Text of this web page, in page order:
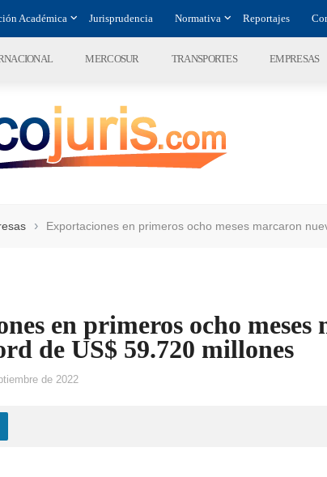
Académica Jurisprudencia Normativa Reportajes
MERCOSUR TRANSPORTES EMPRESAS
› Exportaciones en primeros ocho meses marcaron
en primeros ocho meses
de US$ 59.720 millones
de 2022